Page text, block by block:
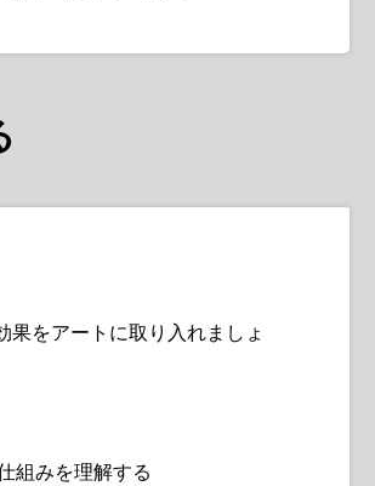
果をアートに取り入れましょ
組みを理解する